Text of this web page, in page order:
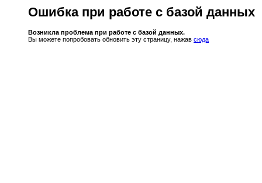
Ошибка при работе с базой данных
Возникла проблема при работе с базой данных.
Вы можете попробовать обновить эту страницу, нажав сюда